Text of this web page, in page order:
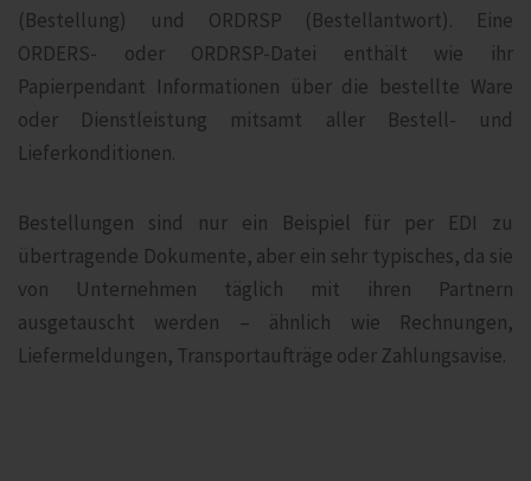
(Bestellung) und ORDRSP (Bestellantwort). Eine
ORDERS- oder ORDRSP-Datei enthält wie ihr
Papierpendant Informationen über die bestellte Ware
oder Dienstleistung mitsamt aller Bestell- und
Lieferkonditionen.
Bestellungen sind nur ein Beispiel für per EDI zu
übertragende Dokumente, aber ein sehr typisches, da sie
von Unternehmen täglich mit ihren Partnern
ausgetauscht werden – ähnlich wie Rechnungen,
Liefermeldungen, Transportaufträge oder Zahlungsavise.